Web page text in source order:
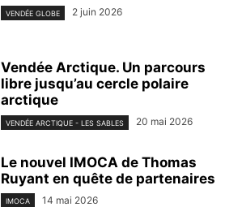
VENDÉE GLOBE 2 juin 2026
Vendée Arctique. Un parcours
libre jusqu’au cercle polaire
arctique
VENDÉE ARCTIQUE - LES SABLES 20 mai 2026
Le nouvel IMOCA de Thomas
Ruyant en quête de partenaires
IMOCA 14 mai 2026